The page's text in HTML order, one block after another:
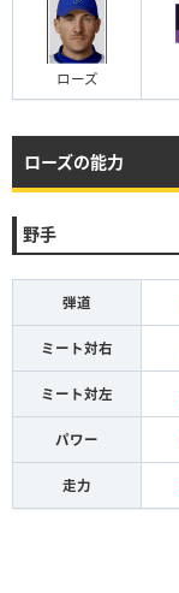
ローズ
ローズの能力
野手
弾道
ミート対右
ミート対左
パワー
走力